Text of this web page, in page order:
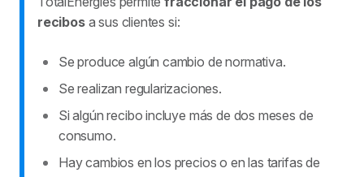
recibosa sus clientes si:
Se produce algún cambio de normativa.
Se realizan regularizaciones.
Si algún recibo incluye más de dos meses de
consumo.
Hay cambios en los precios o en las tarifas de